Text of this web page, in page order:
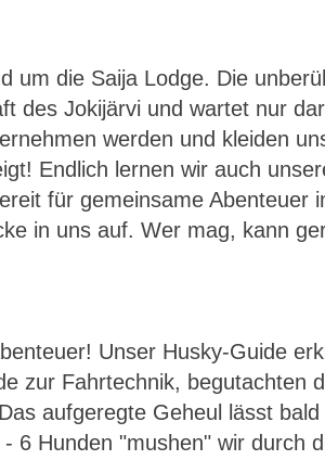
um die Saija Lodge. Die
des Jokijärvi und wartet nur
werden und kleiden
Endlich lernen wir auch
für gemeinsame Abenteuer
in uns auf. Wer mag, kann
Unser Husky-Guide
zur Fahrtechnik, begutachten
aufgeregte Geheul lässt
6 Hunden "mushen" wir durch